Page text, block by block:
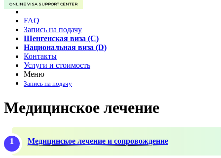
ONLINE VISA SUPPORT CENTER
FAQ
Запись на подачу
Шенгенская виза (C)
Национальная виза (D)
Контакты
Услуги и стоимость
Меню
Запись на подачу
Медицинское лечение
Медицинское лечение и сопровождение